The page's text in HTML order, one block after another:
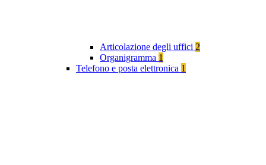
Articolazione degli uffici 2
Organigramma 1
Telefono e posta elettronica 1